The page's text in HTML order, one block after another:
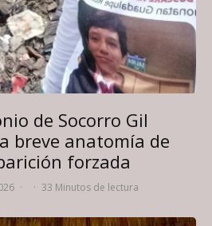
de Socorro Gil
breve anatomía de
forzada
· · 33 Minutos de lectura